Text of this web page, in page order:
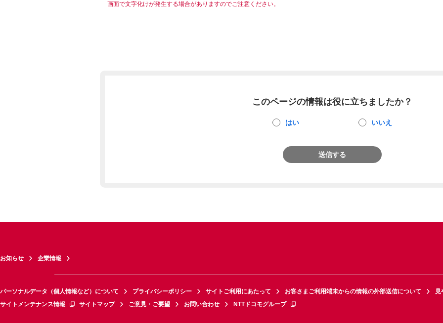
画面で文字化けが発生する場合がありますのでご注意ください。
このページの情報は役に立ちましたか？
はい いいえ
送信する
お知らせ 企業情報
パーソナルデータ（個人情報など）について プライバシーポリシー サイトご利用にあたって お客さまご利用端末からの情報の外部送信について
見
サイトメンテナンス情報
サイトマップ ご意見・ご要望 お問い合わせ NTTドコモグループ